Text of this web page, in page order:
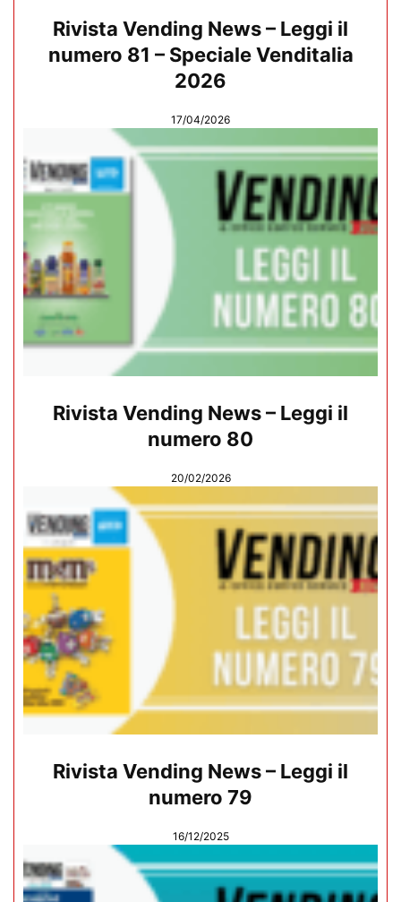
Rivista Vending News – Leggi il
numero 81 – Speciale Venditalia
2026
17/04/2026
Rivista Vending News – Leggi il
numero 80
20/02/2026
Rivista Vending News – Leggi il
numero 79
16/12/2025